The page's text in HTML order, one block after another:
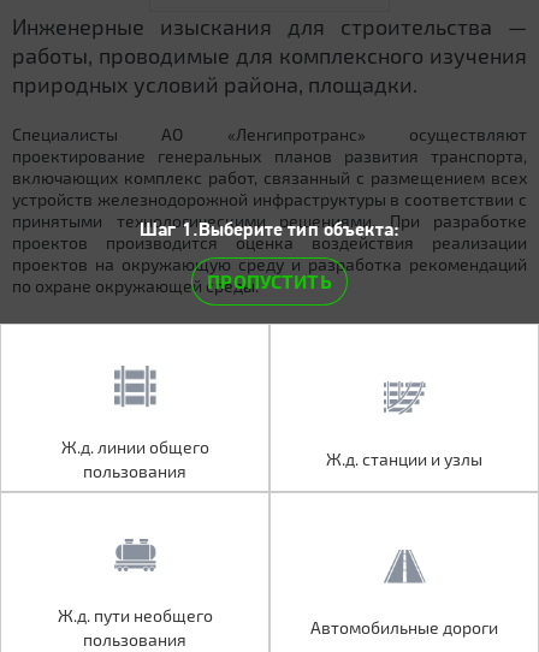
Инженерные изыскания для строительства —
работы, проводимые для комплексного изучения
природных условий района, площадки.
Специалисты АО «Ленгипротранс» осуществляют
проектирование генеральных планов развития транспорта,
включающих комплекс работ, связанный с размещением всех
устройств железнодорожной инфраструктуры в соответствии с
принятыми технологическими решениями. При разработке
проектов производится оценка воздействия реализации
проектов на окружающую среду и разработка рекомендаций
по охране окружающей среды.
Ж.д. линии общего
пользования
Ж.д. пути необщего
пользования
Автомобильные дороги
Шаг 1.Выберите тип объекта:
ПРОПУСТИТЬ
Ж.д. линии общего
пользования
Ж.д. станции и узлы
Ж.д. пути необщего
пользования
Автомобильные дороги